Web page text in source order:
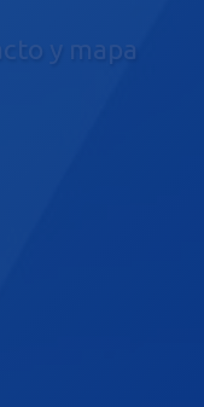
y mapa